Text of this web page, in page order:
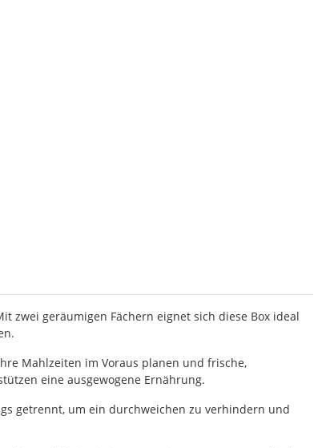
zwei geräumigen Fächern eignet sich diese Box ideal
Mahlzeiten im Voraus planen und frische,
eine ausgewogene Ernährung.
getrennt, um ein durchweichen zu verhindern und